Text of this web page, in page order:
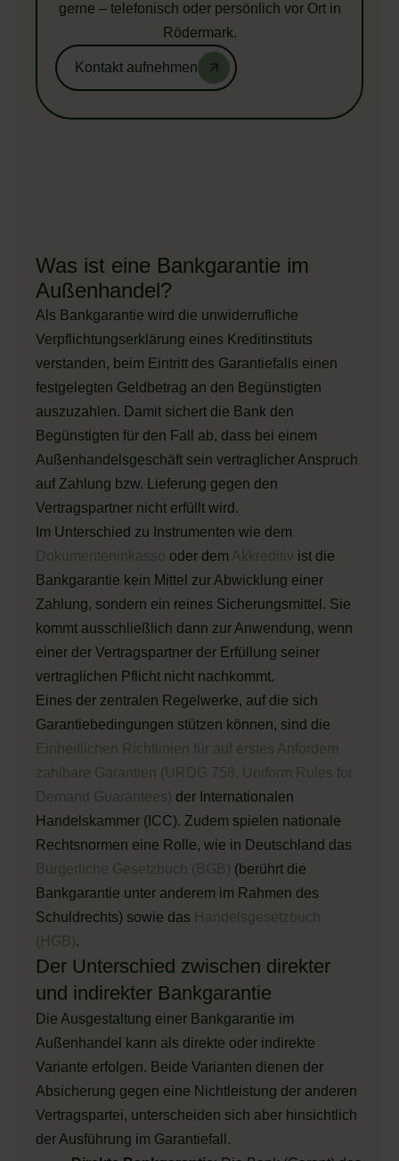
gerne – telefonisch oder persönlich vor Ort in
Rödermark.
Kontakt aufnehmen
Was ist eine Bankgarantie im
Außenhandel?
Als Bankgarantie wird die unwiderrufliche
Verpflichtungserklärung eines Kreditinstituts
verstanden, beim Eintritt des Garantiefalls einen
festgelegten Geldbetrag an den Begünstigten
auszuzahlen. Damit sichert die Bank den
Begünstigten für den Fall ab, dass bei einem
Außenhandelsgeschäft sein vertraglicher Anspruch
auf Zahlung bzw. Lieferung gegen den
Vertragspartner nicht erfüllt wird.
Im Unterschied zu Instrumenten wie dem
Dokumenteninkasso oder dem Akkreditiv ist die
Bankgarantie kein Mittel zur Abwicklung einer
Zahlung, sondern ein reines Sicherungsmittel. Sie
kommt ausschließlich dann zur Anwendung, wenn
einer der Vertragspartner der Erfüllung seiner
vertraglichen Pflicht nicht nachkommt.
Eines der zentralen Regelwerke, auf die sich
Garantiebedingungen stützen können, sind die
Einheitlichen Richtlinien für auf erstes Anfordern
zahlbare Garantien (URDG 758, Uniform Rules for
Demand Guarantees) der Internationalen
Handelskammer (ICC). Zudem spielen nationale
Rechtsnormen eine Rolle, wie in Deutschland das
Bürgerliche Gesetzbuch (BGB) (berührt die
Bankgarantie unter anderem im Rahmen des
Schuldrechts) sowie das Handelsgesetzbuch
(HGB).
Der Unterschied zwischen direkter
und indirekter Bankgarantie
Die Ausgestaltung einer Bankgarantie im
Außenhandel kann als direkte oder indirekte
Variante erfolgen. Beide Varianten dienen der
Absicherung gegen eine Nichtleistung der anderen
Vertragspartei, unterscheiden sich aber hinsichtlich
der Ausführung im Garantiefall.